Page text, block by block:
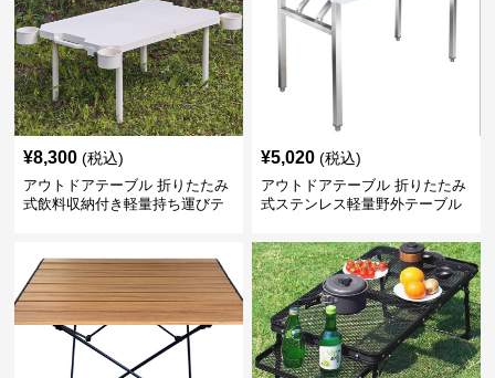
¥8,300 (税込)
アウトドアテーブル 折りたたみ
式飲料収納付き軽量持ち運びテ
¥5,020 (税込)
アウトドアテーブル 折りたたみ
式ステンレス軽量野外テーブル